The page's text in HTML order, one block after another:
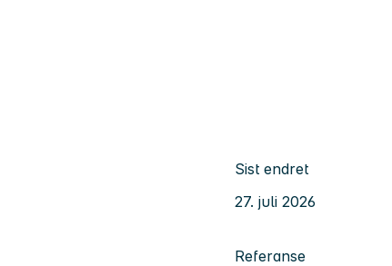
Sist endret
27. juli 2026
Referanse